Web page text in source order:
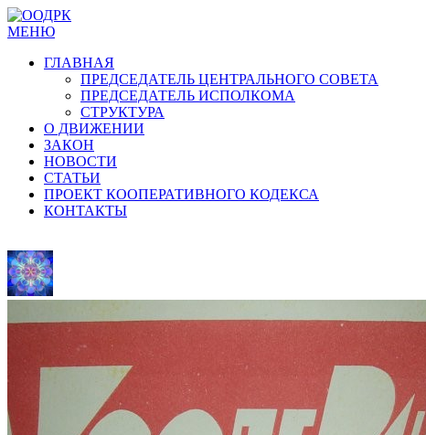
МЕНЮ
ГЛАВНАЯ
ПРЕДСЕДАТЕЛЬ ЦЕНТРАЛЬНОГО СОВЕТА
ПРЕДСЕДАТЕЛЬ ИСПОЛКОМА
СТРУКТУРА
О ДВИЖЕНИИ
ЗАКОН
НОВОСТИ
СТАТЬИ
ПРОЕКТ КООПЕРАТИВНОГО КОДЕКСА
КОНТАКТЫ